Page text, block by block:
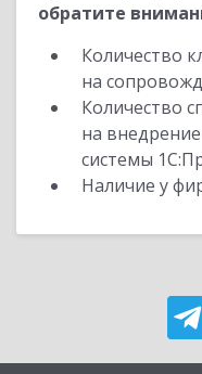
обратите
Количество
на
Количество
на
системы
Наличие у